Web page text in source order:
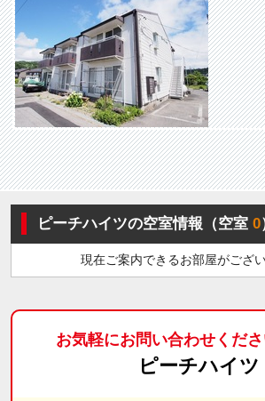
ピーチハイツの空室情報（空室0
現在ご案内できるお部屋がござい
お気軽にお問い合わせくださ
ピーチハイツ